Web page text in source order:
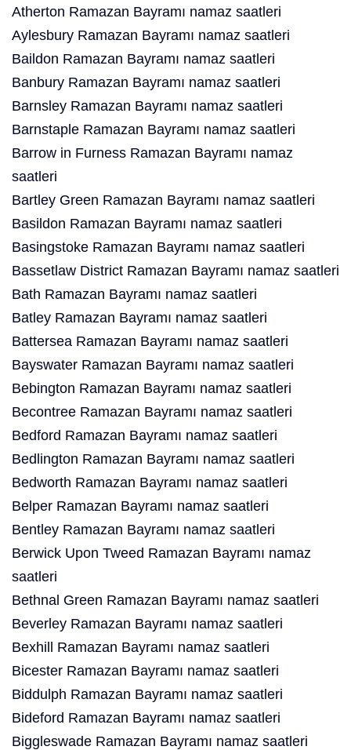
Atherton Ramazan Bayramı namaz saatleri
Aylesbury Ramazan Bayramı namaz saatleri
Baildon Ramazan Bayramı namaz saatleri
Banbury Ramazan Bayramı namaz saatleri
Barnsley Ramazan Bayramı namaz saatleri
Barnstaple Ramazan Bayramı namaz saatleri
Barrow in Furness Ramazan Bayramı namaz
saatleri
Bartley Green Ramazan Bayramı namaz saatleri
Basildon Ramazan Bayramı namaz saatleri
Basingstoke Ramazan Bayramı namaz saatleri
Bassetlaw District Ramazan Bayramı namaz saatleri
Bath Ramazan Bayramı namaz saatleri
Batley Ramazan Bayramı namaz saatleri
Battersea Ramazan Bayramı namaz saatleri
Bayswater Ramazan Bayramı namaz saatleri
Bebington Ramazan Bayramı namaz saatleri
Becontree Ramazan Bayramı namaz saatleri
Bedford Ramazan Bayramı namaz saatleri
Bedlington Ramazan Bayramı namaz saatleri
Bedworth Ramazan Bayramı namaz saatleri
Belper Ramazan Bayramı namaz saatleri
Bentley Ramazan Bayramı namaz saatleri
Berwick Upon Tweed Ramazan Bayramı namaz
saatleri
Bethnal Green Ramazan Bayramı namaz saatleri
Beverley Ramazan Bayramı namaz saatleri
Bexhill Ramazan Bayramı namaz saatleri
Bicester Ramazan Bayramı namaz saatleri
Biddulph Ramazan Bayramı namaz saatleri
Bideford Ramazan Bayramı namaz saatleri
Biggleswade Ramazan Bayramı namaz saatleri